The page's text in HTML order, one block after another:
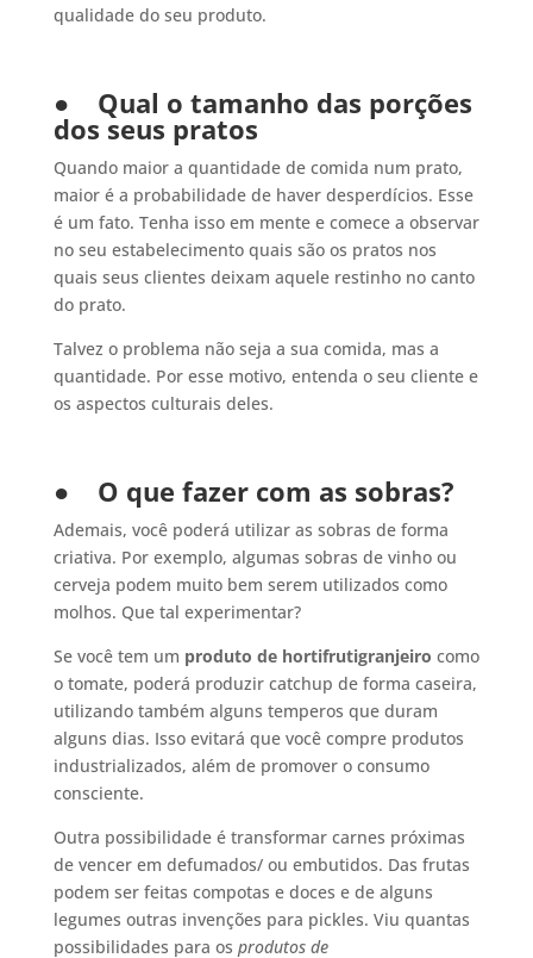
qualidade do seu produto.
● Qual o tamanho das porções
dos seus pratos
Quando maior a quantidade de comida num prato,
maior é a probabilidade de haver desperdícios. Esse
é um fato. Tenha isso em mente e comece a observar
no seu estabelecimento quais são os pratos nos
quais seus clientes deixam aquele restinho no canto
do prato.
Talvez o problema não seja a sua comida, mas a
quantidade. Por esse motivo, entenda o seu cliente e
os aspectos culturais deles.
● O que fazer com as sobras?
Ademais, você poderá utilizar as sobras de forma
criativa. Por exemplo, algumas sobras de vinho ou
cerveja podem muito bem serem utilizados como
molhos. Que tal experimentar?
Se você tem um produto de hortifrutigranjeiro como
o tomate, poderá produzir catchup de forma caseira,
utilizando também alguns temperos que duram
alguns dias. Isso evitará que você compre produtos
industrializados, além de promover o consumo
consciente.
Outra possibilidade é transformar carnes próximas
de vencer em defumados/ ou embutidos. Das frutas
podem ser feitas compotas e doces e de alguns
legumes outras invenções para pickles. Viu quantas
possibilidades para os produtos de